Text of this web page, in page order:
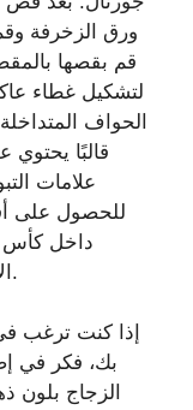
ورق الزخرفة
قم بقصها
لتشكيل غطاء
الحواف
قالبًا
علامات
للحصول على
الأعلى، وشاهد مصباحك الجديد الجميل.
إذا كنت ترغب
بك، فكر في
الزجاج بلون